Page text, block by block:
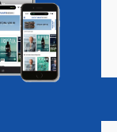
Vacatures